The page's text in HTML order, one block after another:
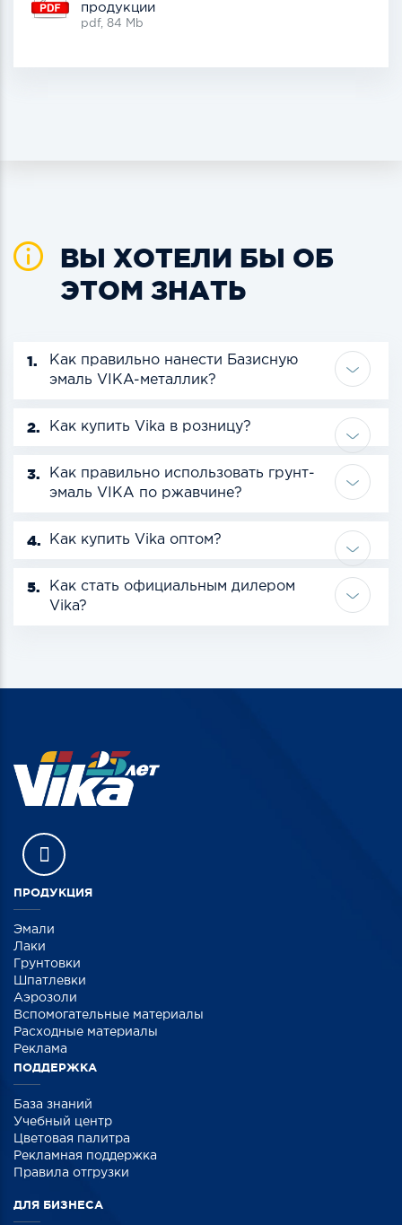
продукции
pdf, 84 Mb
ВЫ ХОТЕЛИ БЫ ОБ
ЭТОМ ЗНАТЬ
1.
Как правильно нанести Базисную
эмаль VIKA-металлик?
2. Как купить Vika в розницу?
3.
Как правильно использовать грунт-
эмаль VIKA по ржавчине?
4. Как купить Vika оптом?
5.
Как стать официальным дилером
Vika?
ПРОДУКЦИЯ
Эмали
Лаки
Грунтовки
Шпатлевки
Аэрозоли
Вспомогательные материалы
Расходные материалы
Реклама
ПОДДЕРЖКА
База знаний
Учебный центр
Цветовая палитра
Рекламная поддержка
Правила отгрузки
ДЛЯ БИЗНЕСА